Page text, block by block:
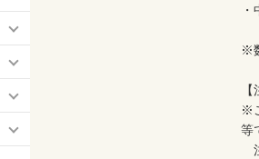
※
※
等